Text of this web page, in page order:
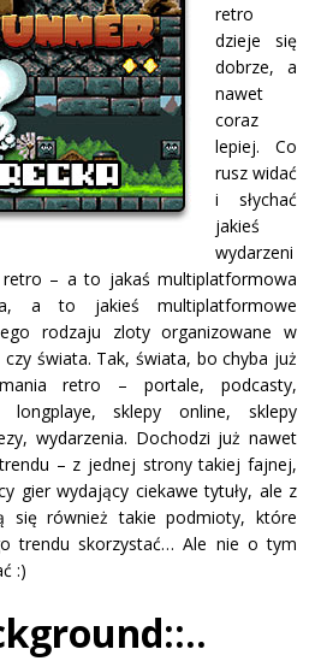
retro
dzieje się
dobrze, a
nawet
coraz
lepiej. Co
rusz widać
i słychać
jakieś
wydarzeni
– a to jakaś multiplatformowa
a to jakieś multiplatformowe
rodzaju zloty organizowane w
świata. Tak, świata, bo chyba już
retro – portale, podcasty,
longplaye, sklepy online, sklepy
wydarzenia. Dochodzi już nawet
– z jednej strony takiej fajnej,
gier wydający ciekawe tytuły, ale z
się również takie podmioty, które
trendu skorzystać… Ale nie o tym
:)